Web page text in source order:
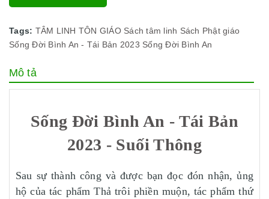
Tags: TÂM LINH TÔN GIÁO Sách tâm linh Sách Phật giáo
Sống Đời Bình An - Tái Bản 2023 Sống Đời Bình An
Mô tả
Sống Đời Bình An - Tái Bản
2023 - Suối Thông
Sau sự thành công và được bạn đọc đón nhận, ủng
hộ của tác phẩm Thả trôi phiền muộn, tác phẩm thứ